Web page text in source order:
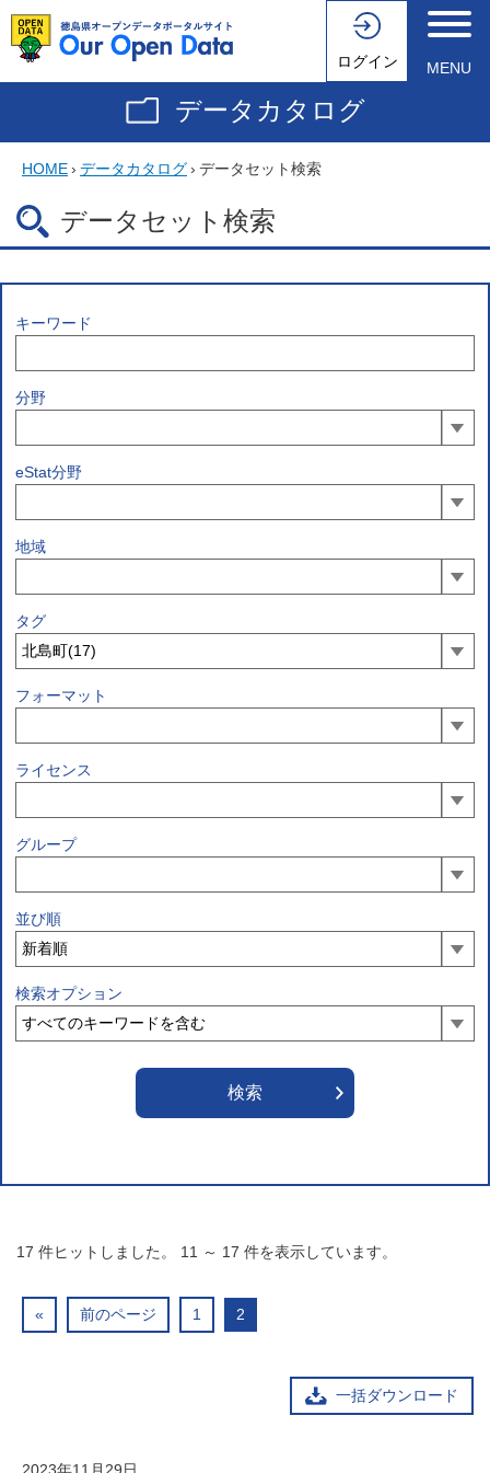
ログイン MENU
データカタログ
HOME› データカタログ› データセット検索
データセット検索
キーワード
分野
eStat分野
地域
タグ
フォーマット
ライセンス
グループ
並び順
検索オプション
17 件ヒットしました。 11 ～ 17 件を表示しています。
« 前のページ 1 2
一括ダウンロード